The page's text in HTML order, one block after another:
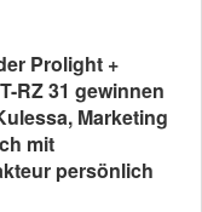
Prolight +
RZ 31 gewinnen
Marketing
mit
persönlich